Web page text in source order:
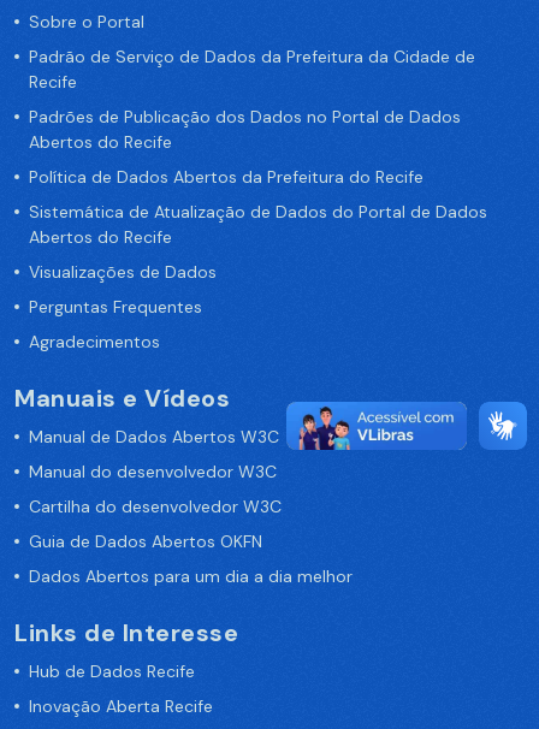
Sobre o Portal
Padrão de Serviço de Dados da Prefeitura da Cidade de
Recife
Padrões de Publicação dos Dados no Portal de Dados
Abertos do Recife
Política de Dados Abertos da Prefeitura do Recife
Sistemática de Atualização de Dados do Portal de Dados
Abertos do Recife
Visualizações de Dados
Perguntas Frequentes
Agradecimentos
Manuais e Vídeos
Manual de Dados Abertos W3C
Manual do desenvolvedor W3C
Cartilha do desenvolvedor W3C
Guia de Dados Abertos OKFN
Dados Abertos para um dia a dia melhor
Links de Interesse
Hub de Dados Recife
Inovação Aberta Recife